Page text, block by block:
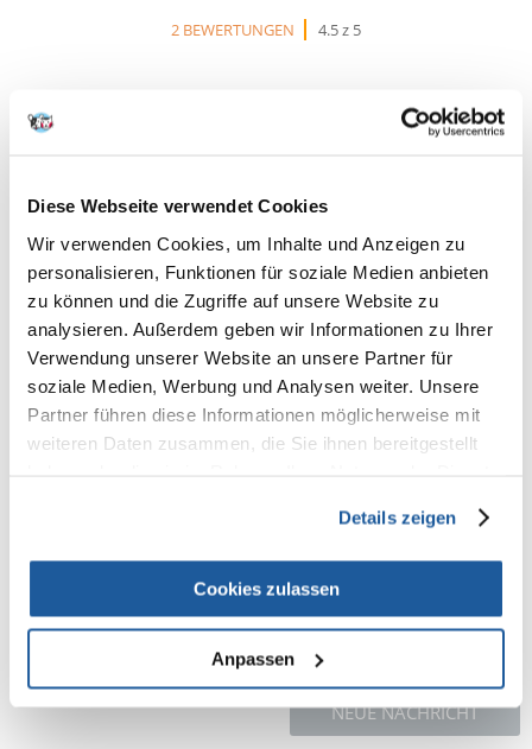
Diese Webseite verwendet Cookies
Wir verwenden Cookies, um Inhalte und Anzeigen zu
personalisieren, Funktionen für soziale Medien anbieten
zu können und die Zugriffe auf unsere Website zu
analysieren. Außerdem geben wir Informationen zu Ihrer
Verwendung unserer Website an unsere Partner für
soziale Medien, Werbung und Analysen weiter. Unsere
Partner führen diese Informationen möglicherweise mit
weiteren Daten zusammen, die Sie ihnen bereitgestellt
Details zeigen
Cookies zulassen
Anpassen
2 BEWERTUNGEN
4.5 z 5
Recommend
100% KUNDEN EMPFEHLEN DIESES PRODUKT
REZENSION VERFASSEN
Produktbeschreibung
PURINA® PRO PLAN® Medium & Large Adult 7+ mit OPTIAGE® liefert
und patentierte Nährstoffmischung, die nachweislich die
Aktivitätslevel, die Lebhaftigkeit und das Interesse von älteren Hunden
NEUE NACHRICHT